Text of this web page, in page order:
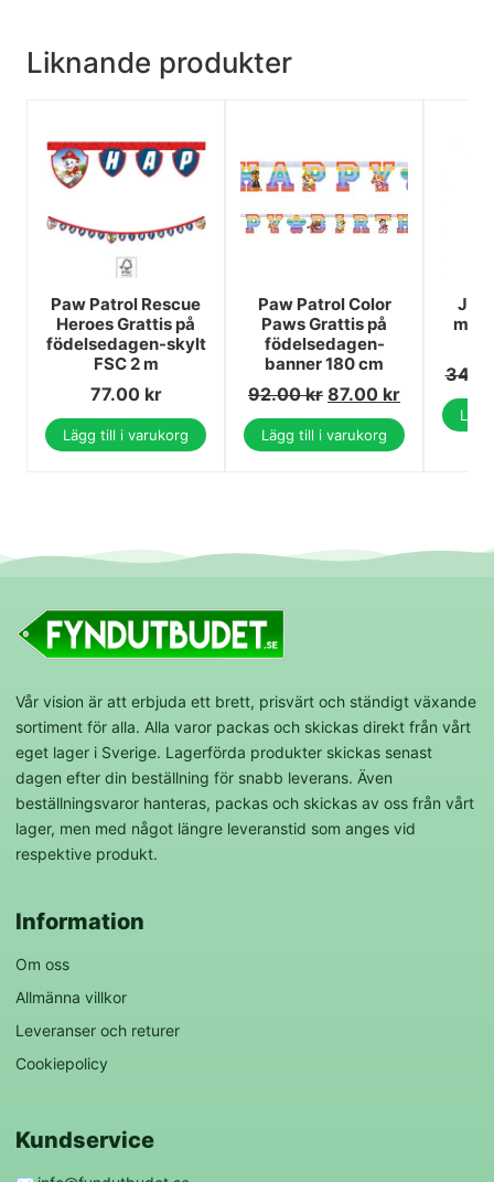
Liknande produkter
Paw Patrol Rescue
Heroes Grattis på
födelsedagen-skylt
FSC 2 m
77.00 kr
Lägg till i varukorg
Paw Patrol Color
Paws Grattis på
födelsedagen-
banner 180 cm
92.00kr 87.00 kr
Lägg till i varukorg
med
Vår vision är att erbjuda ett brett, prisvärt och ständigt växande
sortiment för alla. Alla varor packas och skickas direkt från vårt
eget lager i Sverige. Lagerförda produkter skickas senast
dagen efter din beställning för snabb leverans. Även
beställningsvaror hanteras, packas och skickas av oss från vårt
lager, men med något längre leveranstid som anges vid
respektive produkt.
Information
Om oss
Allmänna villkor
Leveranser och returer
Cookiepolicy
Kundservice